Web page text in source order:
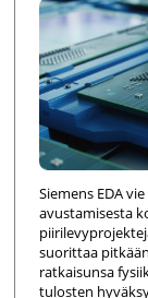
Siemens EDA
avustamisesta
suorittaa
ratkaisunsa
tulosten